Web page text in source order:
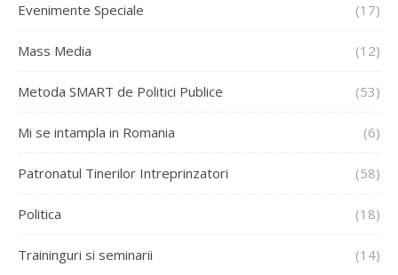
Evenimente Speciale (17)
Mass Media (12)
Metoda SMART de Politici Publice (53)
Mi se intampla in Romania (6)
Patronatul Tinerilor Intreprinzatori (58)
Politica (18)
Traininguri si seminarii (14)